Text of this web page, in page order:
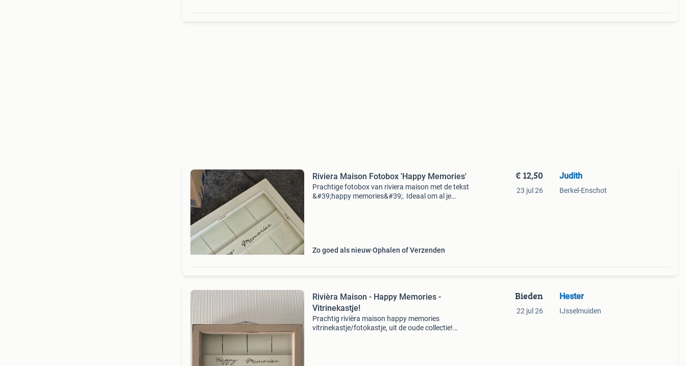
Riviera Maison Fotobox 'Happy Memories'
Prachtige fotobox van riviera maison met de tekst
&#39;happy memories&#39;. Ideaal om al je
Zo goed als nieuw Ophalen of Verzenden
€ 12,50
23 jul 26
Judith
Berkel-Enschot
Rivièra Maison - Happy Memories -
Vitrinekastje!
Prachtig rivièra maison happy memories
vitrinekastje/fotokastje, uit de oude collectie!
Bieden
22 jul 26
Hester
IJsselmuiden